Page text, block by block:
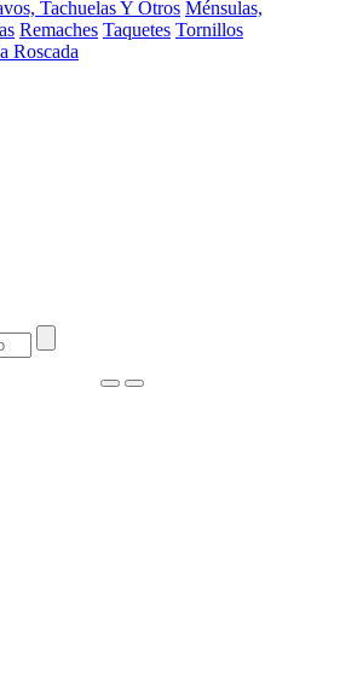
Tachuelas Y Otros Ménsulas,
Remaches Taquetes Tornillos
Roscada